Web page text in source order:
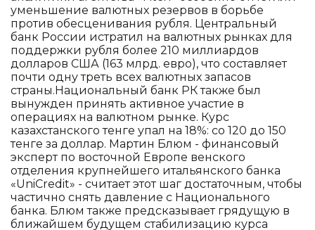
уменьшение валютных резервов в борьбе
против обесценивания рубля. Центральный
банк России истратил на валютных рынках для
поддержки рубля более 210 миллиардов
долларов США (163 млрд. евро), что составляет
почти одну треть всех валютных запасов
страны.Национальный банк РК также был
вынужден принять активное участие в
операциях на валютном рынке. Курс
казахстанского тенге упал на 18%: со 120 до 150
тенге за доллар. Мартин Блюм - финансовый
эксперт по восточной Европе венского
отделения крупнейшего итальянского банка
«UniCredit» - считает этот шаг достаточным, чтобы
частично снять давление с Национального
банка. Блюм также предсказывает грядущую в
ближайшем будущем стабилизацию курса